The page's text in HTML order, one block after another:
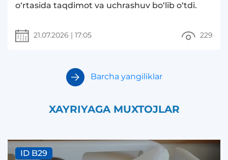
o‘rtasida taqdimot va uchrashuv bo‘lib o‘tdi.
21.07.2026 | 17:05 229
Barcha yangiliklar
XAYRIYAGA MUXTOJLAR
ID B29